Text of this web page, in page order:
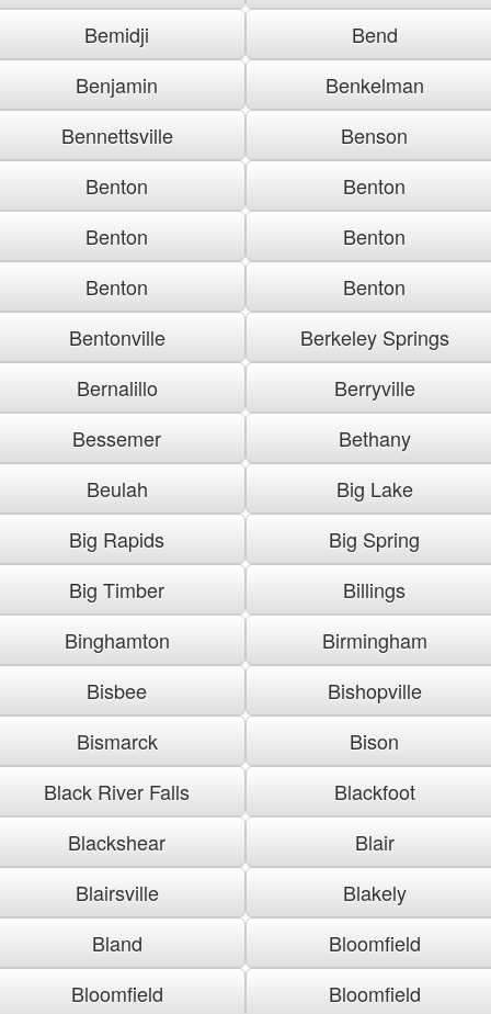
Bemidji
Bend
Benjamin
Benkelman
Bennettsville
Benson
Benton
Benton
Benton
Benton
Benton
Benton
Bentonville
Berkeley Springs
Bernalillo
Berryville
Bessemer
Bethany
Beulah
Big Lake
Big Rapids
Big Spring
Big Timber
Billings
Binghamton
Birmingham
Bisbee
Bishopville
Bismarck
Bison
Black River Falls
Blackfoot
Blackshear
Blair
Blairsville
Blakely
Bland
Bloomfield
Bloomfield
Bloomfield